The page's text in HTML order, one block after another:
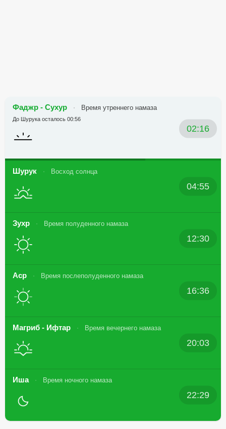
Фаджр - Сухур Время утреннего намаза
02:16
До Шурука осталось 00:56
Шурук Восход солнца
04:55
Зухр Время полуденного намаза
12:30
Аср Время послеполуденного намаза
16:36
Магриб - Ифтар Время вечернего намаза
20:03
Иша Время ночного намаза
22:29